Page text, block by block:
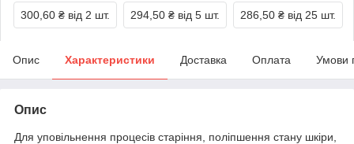
300,60 ₴ від 2 шт. 294,50 ₴ від 5 шт. 286,50 ₴ від 25 шт.
Опис Характеристики Доставка Оплата Умови
Опис
Для уповільнення процесів старіння, поліпшення стану шкіри,